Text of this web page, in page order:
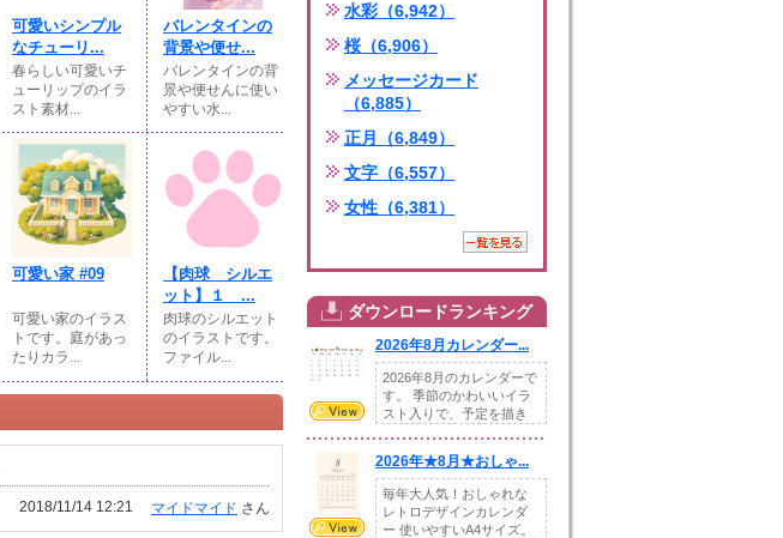
可愛いシンプル
なチューリ...
春らしい可愛いチ
ューリップのイラ
スト素材...
バレンタインの
背景や便せ...
バレンタインの背
景や便せんに使い
やすい水...
可愛い家 #09
可愛い家のイラス
トです。庭があっ
たりカラ...
【肉球 シルエ
ット】１ ...
肉球のシルエット
のイラストです。
ファイル...
マイドマイド さん
2018/11/14 12:21
水彩（6,942）
桜（6,906）
メッセージカード
（6,885）
正月（6,849）
文字（6,557）
女性（6,381）
ダウンロードランキング
2026年8月カレンダー...
2026年8月のカレンダーで
す。 季節のかわいいイラ
スト入りで、予定を描き
2026年★8月★おしゃ...
毎年大人気！おしゃれな
レトロデザインカレンダ
ー 使いやすいA4サイズ。